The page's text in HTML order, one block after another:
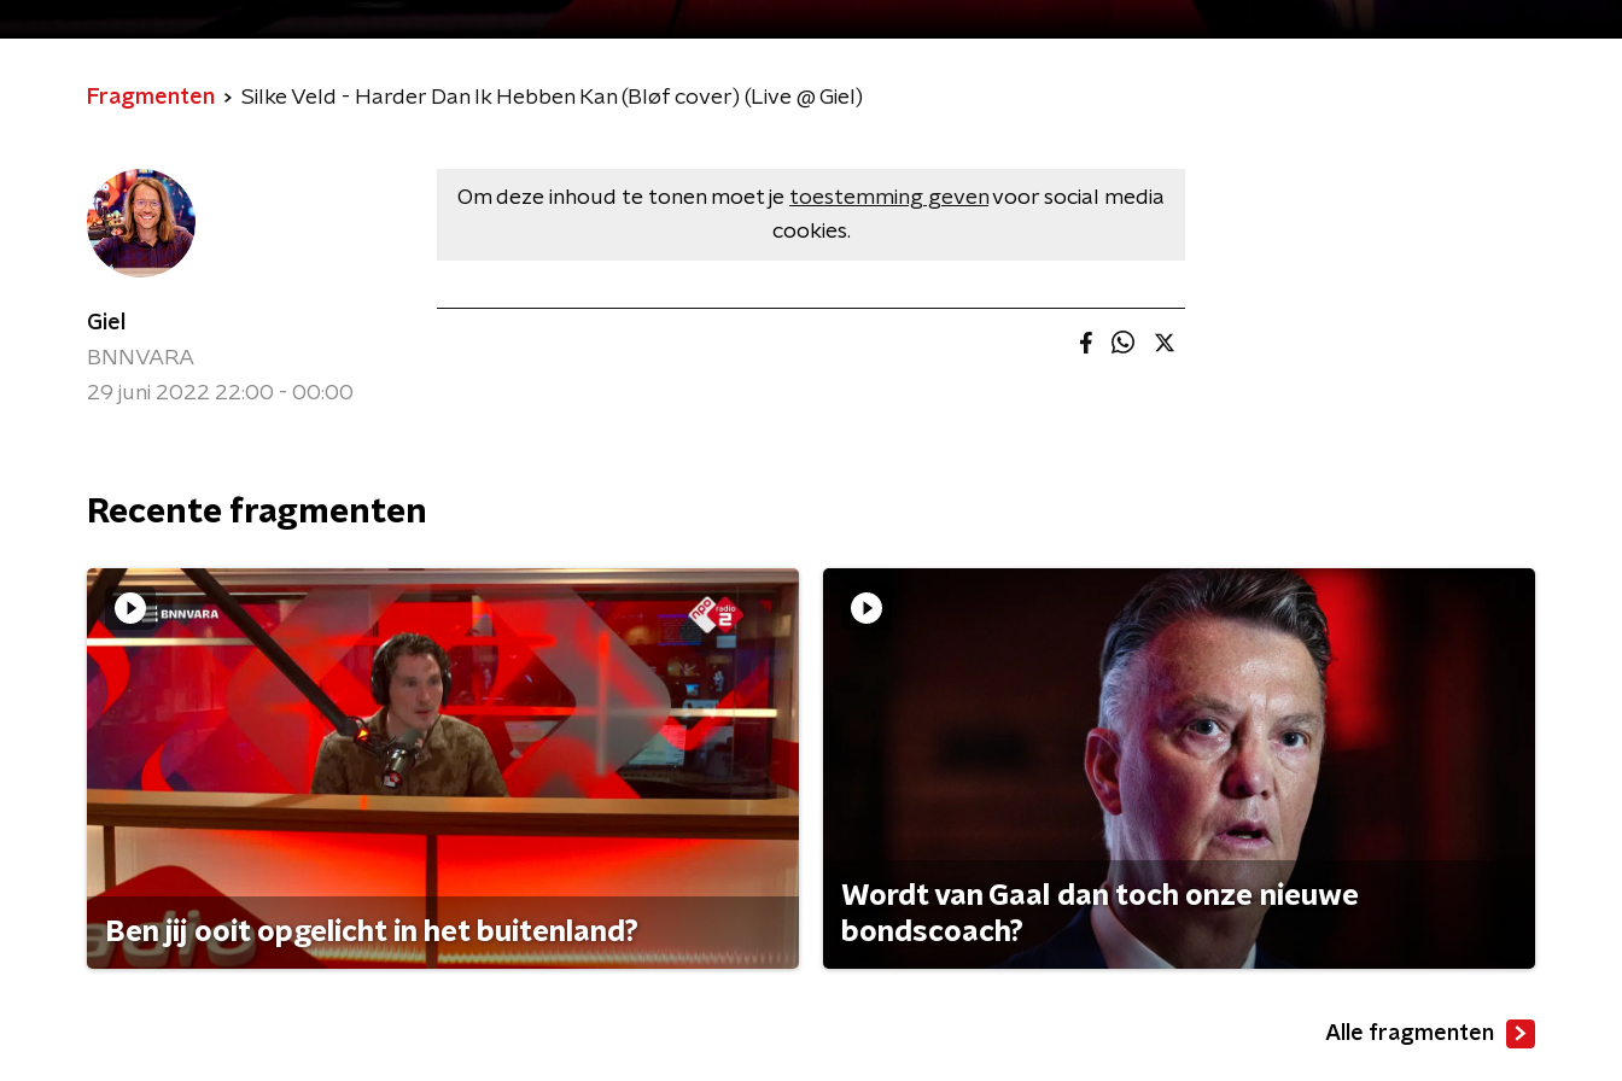
Fragmenten Silke Veld - Harder Dan Ik Hebben Kan (Bløf cover) (Live @ Giel)
Giel
BNNVARA
29 juni 2022 22:00 - 00:00
Om deze inhoud te tonen moet je toestemming gevenvoor social media
cookies.
Recente fragmenten
Ben jij ooit opgelicht in het buitenland?
Wordt van Gaal dan toch onze nieuwe
bondscoach?
Alle fragmenten